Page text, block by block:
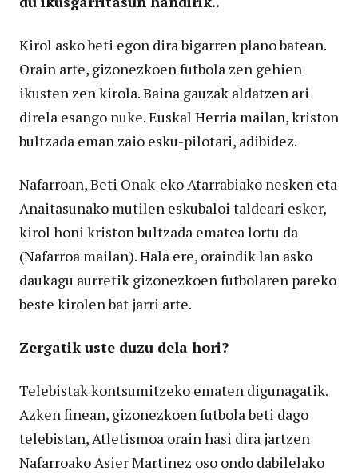
Kirol asko beti egon dira bigarren plano batean.
Orain arte, gizonezkoen futbola zen gehien
ikusten zen kirola. Baina gauzak aldatzen ari
direla esango nuke. Euskal Herria mailan, kriston
bultzada eman zaio esku-pilotari, adibidez.
Nafarroan, Beti Onak-eko Atarrabiako nesken eta
Anaitasunako mutilen eskubaloi taldeari esker,
kirol honi kriston bultzada ematea lortu da
(Nafarroa mailan). Hala ere, oraindik lan asko
daukagu aurretik gizonezkoen futbolaren pareko
beste kirolen bat jarri arte.
Zergatik uste duzu dela hori?
Telebistak kontsumitzeko ematen digunagatik.
Azken finean, gizonezkoen futbola beti dago
telebistan, Atletismoa orain hasi dira jartzen
Nafarroako Asier Martinez oso ondo dabilelako